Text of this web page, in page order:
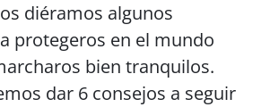
diéramos algunos
protegeros en el mundo
bien tranquilos.
dar 6 consejos a seguir